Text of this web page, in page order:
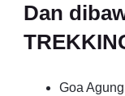
Dan
Goa